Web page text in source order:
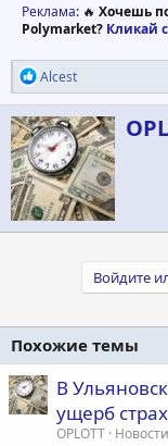
Реклама: 🔥 Хочешь
Polymarket? Кликай
Р
е
а
к
ц
и
и
:
Alcest
А
в
Войдите
Похожие темы
В
ущерб
OPLOTT